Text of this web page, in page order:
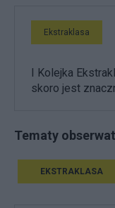
Ekstraklasa
I Kolejka
skoro jest
Tematy
EKSTRAKLASA